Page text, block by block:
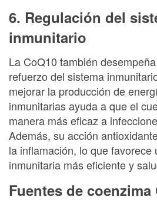
6. Regulación del
inmunitario
La CoQ10 también
refuerzo del sistema
mejorar la producción de
inmunitarias ayuda a que el
manera más eficaz a
Además, su acción
la inflamación, lo que favorece
inmunitaria más eficiente y
Fuentes de coenzima